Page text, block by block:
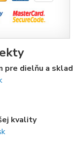
pre dielňu a sklad
kvality